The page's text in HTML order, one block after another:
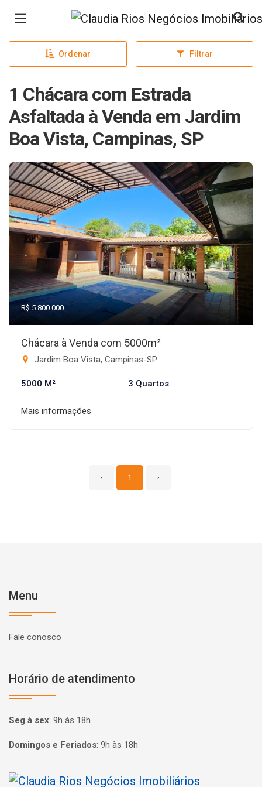
Página inicial
Ordenar Filtrar
1 Chácara com Estrada
Asfaltada à Venda em Jardim
Boa Vista, Campinas, SP
R$ 5.800.000
Chácara à Venda com 5000m²
Jardim Boa Vista, Campinas-SP
5000 M² 3 Quartos
Mais informações
‹ 1 ›
Menu
Fale conosco
Horário de atendimento
Seg à sex: 9h às 18h
Domingos e Feriados: 9h às 18h
Página inicial